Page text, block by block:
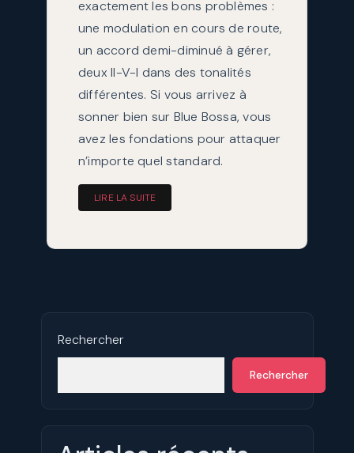
exactement les bons problèmes :
une modulation en cours de route,
un accord demi-diminué à gérer,
deux II-V-I dans des tonalités
différentes. Si vous arrivez à
sonner bien sur Blue Bossa, vous
avez les fondations pour attaquer
n’importe quel standard.
LIRE LA SUITE
Rechercher
Rechercher